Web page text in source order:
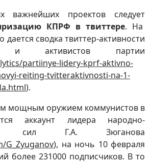
важнейших проектов следует
КПРФ в твиттере. На
дается сводка твиттер-активности
и активистов партии
partiinye-lidery-kprf-aktivno-
reiting-tvitteraktivnosti-na-1-
).
мощным оружием коммунистов в
аккаунт лидера народно-
сил Г.А. Зюганова
G_Zyuganov), на ночь 10 февраля
более 231000 подписчиков. В то